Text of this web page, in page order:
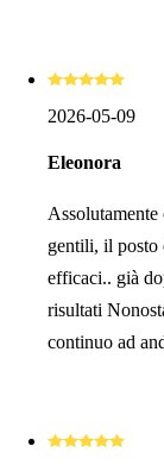
2026-05-09
Eleonora
gentili, il posto
efficaci.. già
risultati
continuo ad